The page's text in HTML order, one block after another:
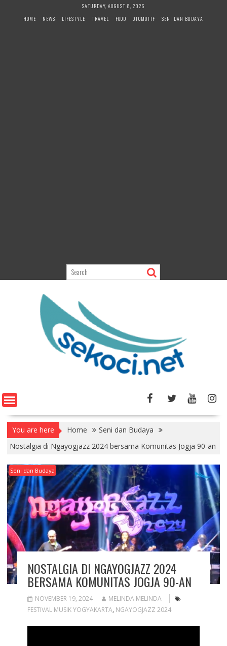
SATURDAY, AUGUST 8, 2026
HOME
NEWS LIFESTYLE TRAVEL FOOD OTOMOTIF SENI DAN BUDAYA
You are here Home
Seni dan Budaya
Nostalgia di Ngayogjazz 2024 bersama Komunitas Jogja 90-an
Seni dan Budaya
NOSTALGIA DI NGAYOGJAZZ 2024
BERSAMA KOMUNITAS JOGJA 90-AN
NOVEMBER 19, 2024
MELINDA MELINDA
FESTIVAL MUSIK YOGYAKARTA, NGAYOGJAZZ 2024